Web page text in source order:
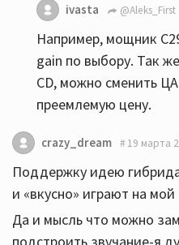
ivasta @Aleks_First
Например, мощник
gain по выбору. Так
CD, можно сменить
преемлемую цену.
crazy_dream 19 марта
Поддержку идею
и «вкусно» играют на мой
Да и мысль что можно